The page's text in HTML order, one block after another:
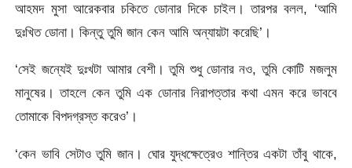
আহমদ মুসা আরেকবার চকিতে ডোনার দিকে চাইল। তারপর বলল, ‘আমি
দুঃখিত ডোনা। কিন্তু তুমি জান কেন আমি অন্যায়টা করেছি’।
‘সেই জন্যেই দুঃখটা আমার বেশী। তুমি শুধু ডোনার নও, তুমি কোটি মজলুম
মানুষের। তাহলে কেন তুমি এক ডোনার নিরাপত্তার কথা এমন করে ভাববে
তোমাকে বিপদগ্রস্ত করেও’।
‘কেন ভাবি সেটাও তুমি জান। ঘোর যুদ্ধক্ষেত্রেও শান্তির একটা তাঁবু থাকে,